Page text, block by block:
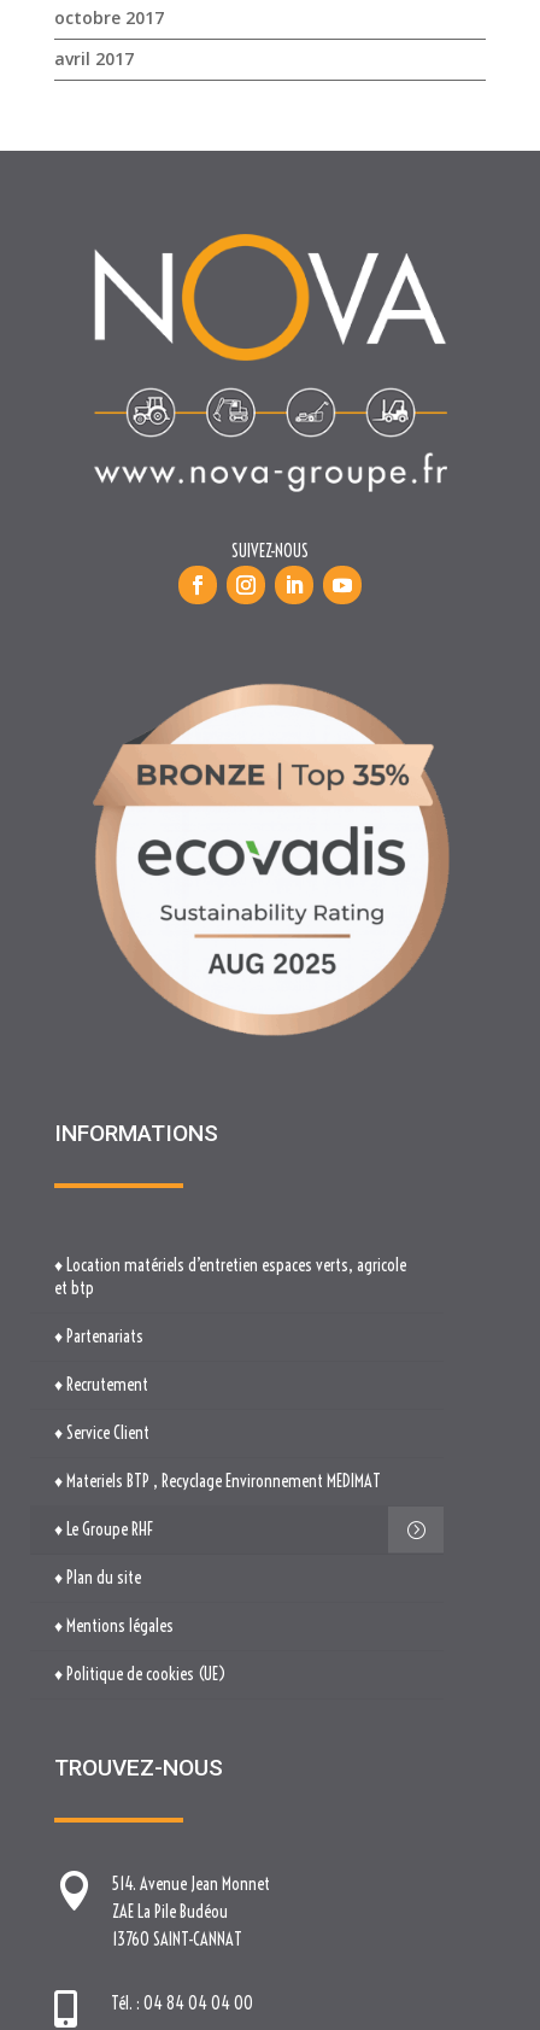
octobre 2017
avril 2017
SUIVEZ-NOUS
INFORMATIONS
♦ Location matériels d’entretien espaces verts, agricole
et btp
♦ Partenariats
♦ Recrutement
♦ Service Client
♦ Materiels BTP , Recyclage Environnement MEDIMAT
♦ Le Groupe RHF
♦ Plan du site
♦ Mentions légales
♦ Politique de cookies (UE)
TROUVEZ-NOUS

514. Avenue Jean Monnet
ZAE La Pile Budéou
13760 SAINT-CANNAT
 Tél. : 04 84 04 04 00